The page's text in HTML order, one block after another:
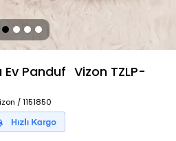
Ev Panduf Vizon TZLP-
/ 1151850